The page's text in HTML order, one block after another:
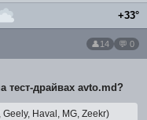
+33°
14 💬 0
тест-драйвах avto.md?
Haval, MG, Zeekr)